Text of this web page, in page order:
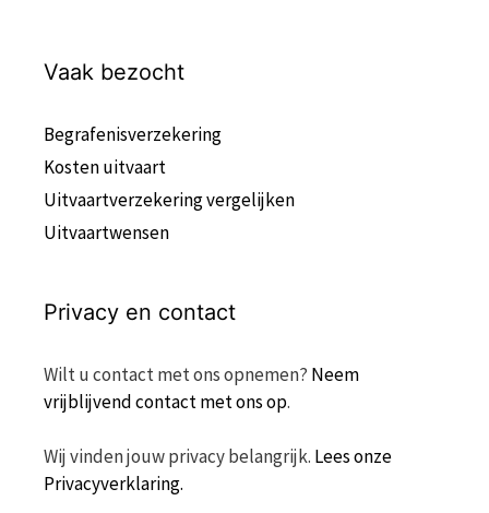
Vaak bezocht
Begrafenisverzekering
Kosten uitvaart
Uitvaartverzekering vergelijken
Uitvaartwensen
Privacy en contact
Wilt u contact met ons opnemen? Neem
vrijblijvend contact met ons op.
Wij vinden jouw privacy belangrijk. Lees onze
Privacyverklaring.